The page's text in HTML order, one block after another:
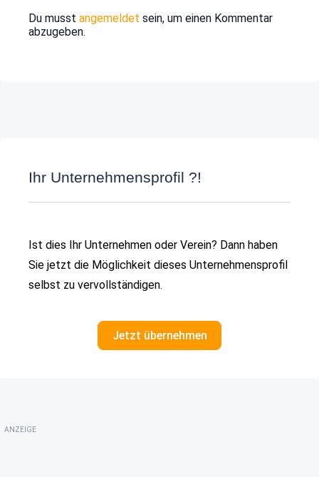
Du musst angemeldet sein, um einen Kommentar
abzugeben.
Ihr Unternehmensprofil ?!
Ist dies Ihr Unternehmen oder Verein? Dann haben
Sie jetzt die Möglichkeit dieses Unternehmensprofil
selbst zu vervollständigen.
Jetzt übernehmen
ANZEIGE